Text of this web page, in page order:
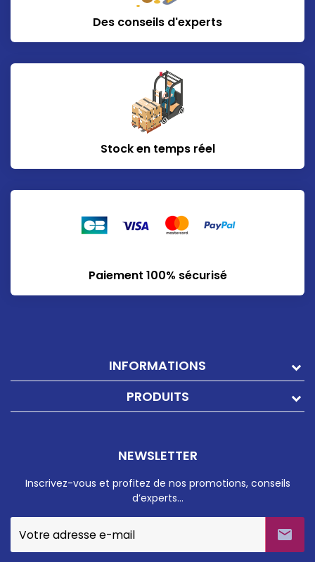
Des conseils d'experts
Stock en temps réel
Paiement 100% sécurisé
INFORMATIONS
PRODUITS
NEWSLETTER
Inscrivez-vous et profitez de nos promotions, conseils
d’experts…
